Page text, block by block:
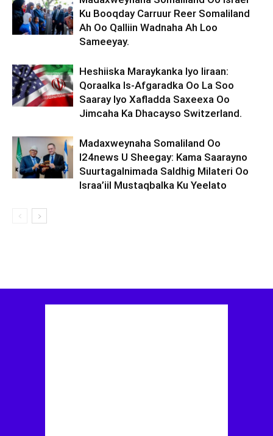
Ku Booqday Carruur Reer Somaliland
Ah Oo Qalliin Wadnaha Ah Loo
Sameeyay.
Heshiiska Maraykanka Iyo Iiraan:
Qoraalka Is-Afgaradka Oo La Soo
Saaray Iyo Xafladda Saxeexa Oo
Jimcaha Ka Dhacayso Switzerland.
Madaxweynaha Somaliland Oo
I24news U Sheegay: Kama Saarayno
Suurtagalnimada Saldhig Milateri Oo
Israa’iil Mustaqbalka Ku Yeelato